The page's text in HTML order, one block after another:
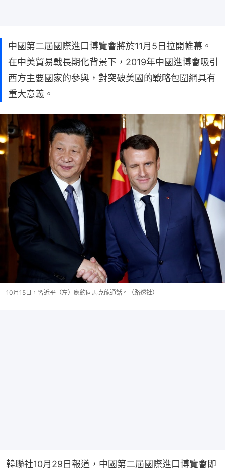
中國第二屆國際進口博覽會將於11月5日拉開帷幕。
在中美貿易戰長期化背景下，2019年中國進博會吸引
西方主要國家的參與，對突破美國的戰略包圍網具有
重大意義。
10月15日，習近平（左）應約同馬克龍通話。（路透社）
韓聯社10月29日報道，中國第二屆國際進口博覽會即